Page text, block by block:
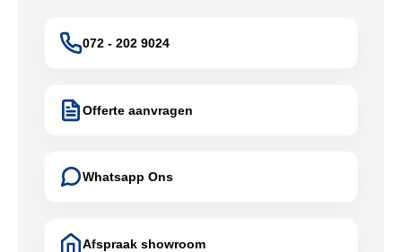
072 - 202 9024
Offerte aanvragen
Whatsapp Ons
Afspraak showroom